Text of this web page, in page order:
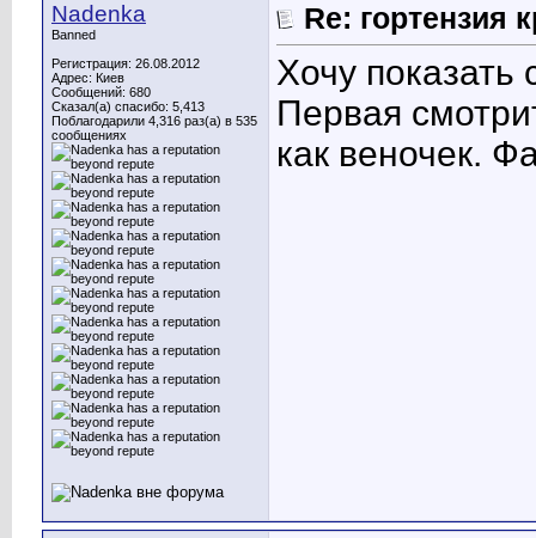
Nadenka
Banned
Регистрация: 26.08.2012
Адрес: Киев
Сообщений: 680
Сказал(а) спасибо: 5,413
Поблагодарили 4,316 раз(а) в 535
сообщениях
Re: гортензия
Хочу показать
Первая
как веночек.